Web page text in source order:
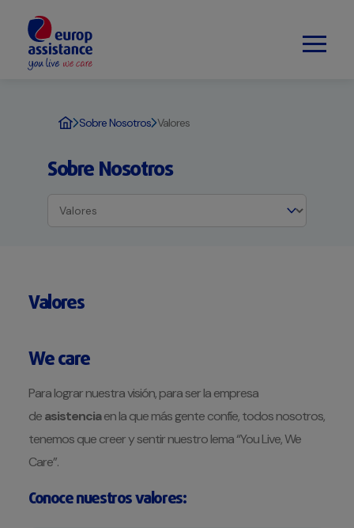
Sobre Nosotros Valores
Sobre Nosotros
Valores
We care
Para lograr nuestra visión, para ser la empresa
deasistenciaen la que más gente confíe, todos nosotros,
tenemos que creer y sentir nuestro lema “You Live, We
Care”.
Conoce nuestros valores: